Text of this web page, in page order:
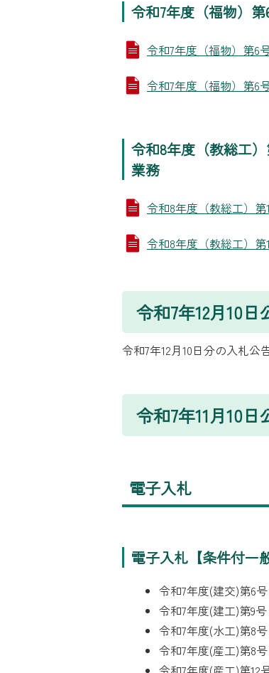
令和7年度（福物）
令和7年度（福物）第6
令和7年度（福物）第6
令和8年度（教総工
業務
令和8年度（教総工）第
令和8年度（教総工）第
令和7年12月10日
令和7年12月10日分の入札公
令和7年11月10日
電子入札
電子入札【条件付一
令和7年度(建交)第6
令和7年度(建工)第9
令和7年度(水工)第8
令和7年度(産工)第8